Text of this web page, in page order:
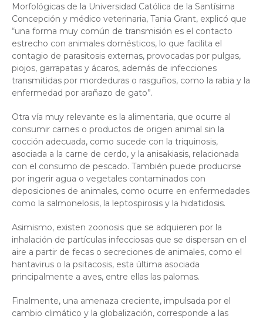
Morfológicas de la Universidad Católica de la Santísima
Concepción y médico veterinaria, Tania Grant, explicó que
“una forma muy común de transmisión es el contacto
estrecho con animales domésticos, lo que facilita el
contagio de parasitosis externas, provocadas por pulgas,
piojos, garrapatas y ácaros, además de infecciones
transmitidas por mordeduras o rasguños, como la rabia y la
enfermedad por arañazo de gato”.
Otra vía muy relevante es la alimentaria, que ocurre al
consumir carnes o productos de origen animal sin la
cocción adecuada, como sucede con la triquinosis,
asociada a la carne de cerdo, y la anisakiasis, relacionada
con el consumo de pescado. También puede producirse
por ingerir agua o vegetales contaminados con
deposiciones de animales, como ocurre en enfermedades
como la salmonelosis, la leptospirosis y la hidatidosis.
Asimismo, existen zoonosis que se adquieren por la
inhalación de partículas infecciosas que se dispersan en el
aire a partir de fecas o secreciones de animales, como el
hantavirus o la psitacosis, esta última asociada
principalmente a aves, entre ellas las palomas.
Finalmente, una amenaza creciente, impulsada por el
cambio climático y la globalización, corresponde a las